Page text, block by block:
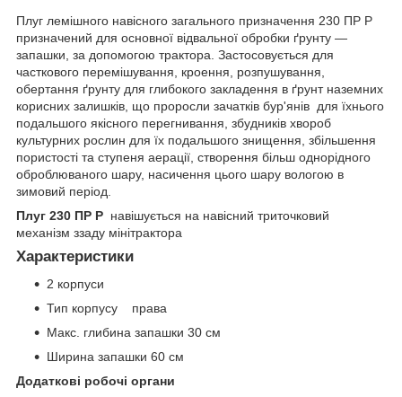
Плуг лемішного навісного загального призначення 230 ПР Р
призначений для основної відвальної обробки ґрунту —
запашки, за допомогою трактора. Застосовується для
часткового перемішування, кроення, розпушування,
обертання ґрунту для глибокого закладення в ґрунт наземних
корисних залишків, що проросли зачатків бур'янів для їхнього
подальшого якісного перегнивання, збудників хвороб
культурних рослин для їх подальшого знищення, збільшення
пористості та ступеня аерації, створення більш однорідного
оброблюваного шару, насичення цього шару вологою в
зимовий період.
Плуг 230 ПР Р навішується на навісний триточковий
механізм ззаду мінітрактора
Характеристики
2 корпуси
Тип корпусу права
Макс. глибина запашки 30 см
Ширина запашки 60 см
Додаткові робочі органи